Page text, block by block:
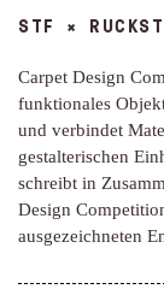
STF ×
Carpet Design
funktionales
und verbindet
gestalterischen
schreibt in
Design
ausgezeichneten